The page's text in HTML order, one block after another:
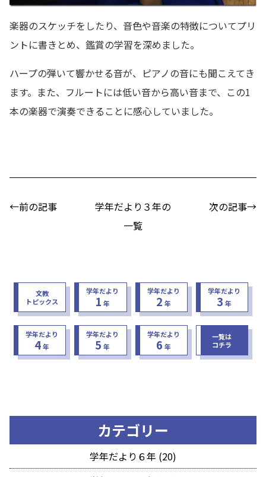
楽器のスケッチをしたり、音色や音楽の特徴についてプリ
ントに書きとめ、鑑賞の学習を深めました。
ハープの弾いて響かせる音が、ピアノの音にも聞こえてき
ます。また、フルートには低い音から高い音まで、この1
本の楽器で演奏できることに感心していました。
←前の記事
学年だより３年の
一覧
次の記事→
文教
トピックス
学年だより
1 年
学年だより
2 年
学年だより
3 年
学年だより
4年
学年だより
5 年
学年だより
6 年
一覧は
コチラ
カテゴリー
学年だより６年 (20)